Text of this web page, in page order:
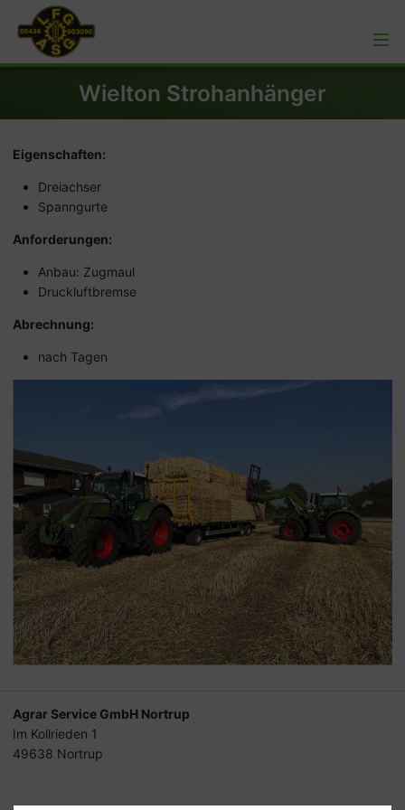
Wielton Strohanhänger
Eigenschaften:
Dreiachser
Spanngurte
Anforderungen:
Anbau: Zugmaul
Druckluftbremse
Abrechnung:
nach Tagen
Agrar Service GmbH Nortrup
Im Kollrieden 1
49638 Nortrup